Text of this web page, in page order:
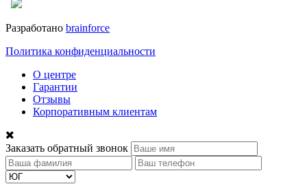
Разработано brainforce
Политика конфиденциальности
О центре
Гарантии
Отзывы
Корпоративным клиентам
Заказать обратный звонок